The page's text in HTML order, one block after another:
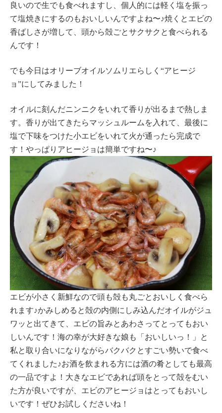
良いので生でも食べれますし、個人的には軽く塩を振っ
て塩焼きにするのもおいしいんですよね〜♪焼くとエビの
香ばしさが増して、頭から殻ごとサクサクと食べられる
んです！
でも今日はオリーブオイルソムリエらしく“アヒージ
ョ”にしてみました！
オイルに刻んだニンニクをいれて香りが出るまで熱しま
す。香りが出てきたらマッシュルームを入れて、最後に
塩で下味をつけた小エビをいれて火が通ったら完成で
す！やっぱりアヒージョは簡単ですね〜♪
エビが小さく新鮮なので頭も殻も丸ごとおいしく食べら
れます♪かみしめると殻の内側にしみ込んだオイルがジュ
ワッと出てきて、エビの旨みとあわさってとってもおい
しいんです！海の幸が大好きな娘も「おいしいっ！」と
私と取り合いになりながらバクバクとすごい勢いで食べ
てくれました♪お酒を飲まれる方には酒の肴としても最高
の一品ですよ！大きなエビであれば頭をとって殻をむい
た方が良いですが、エビのアヒージョはとってもおいし
いです！ぜひお試しくださいね！